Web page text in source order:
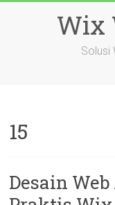
Wix
Solusi
15
Desain